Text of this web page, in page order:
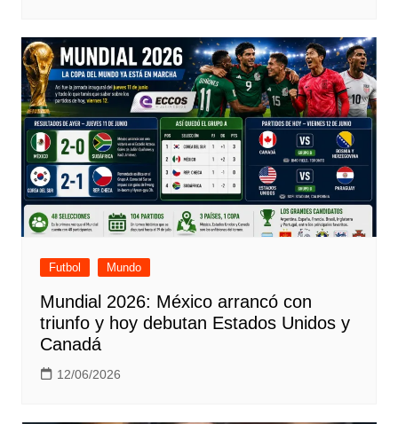
Futbol Mundo
Mundial 2026: México arrancó con
triunfo y hoy debutan Estados Unidos y
Canadá
12/06/2026